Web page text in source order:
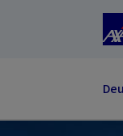
Accéder au